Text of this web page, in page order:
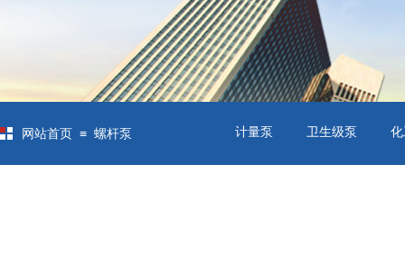
网站首页 ≡ 螺杆泵 计量泵 卫生级泵